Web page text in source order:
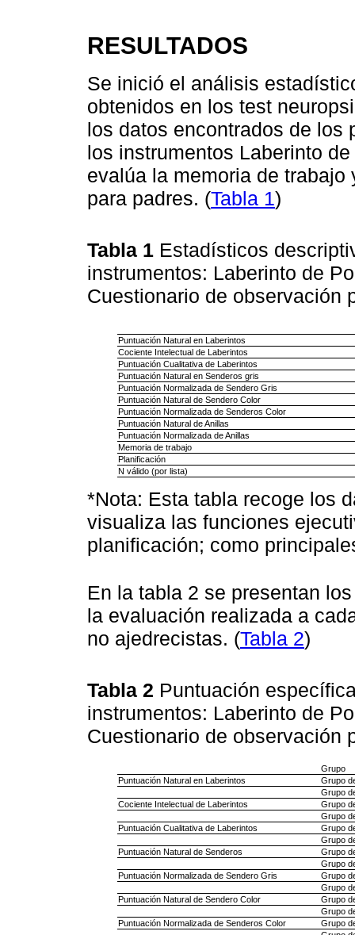
RESULTADOS
Se inició el análisis
obtenidos en los test
los datos encontrados de los
los instrumentos Laberinto
evalúa la memoria de
para padres. (Tabla 1)
Tabla 1 Estadísticos
instrumentos: Laberinto de
Cuestionario de observación
Puntuación Natural en Laberintos
Cociente Intelectual de Laberintos
Puntuación Cualitativa de Laberintos
Puntuación Natural en Senderos gris
Puntuación Normalizada de Sendero Gris
Puntuación Natural de Sendero Color
Puntuación Normalizada de Senderos Color
Puntuación Natural de Anillas
Puntuación Normalizada de Anillas
Memoria de trabajo
Planificación
N válido (por lista)
*Nota: Esta tabla recoge los
visualiza las funciones
planificación; como
En la tabla 2 se presentan
la evaluación realizada a
no ajedrecistas. (Tabla 2)
Tabla 2 Puntuación
instrumentos: Laberinto de
Cuestionario de observación
Grupo
Puntuación Natural en Laberintos
Grupo
Grupo
Cociente Intelectual de Laberintos
Grupo
Grupo
Puntuación Cualitativa de Laberintos
Grupo
Grupo
Puntuación Natural de Senderos
Grupo
Grupo
Puntuación Normalizada de Sendero Gris
Grupo
Grupo
Puntuación Natural de Sendero Color
Grupo
Grupo
Puntuación Normalizada de Senderos Color
Grupo